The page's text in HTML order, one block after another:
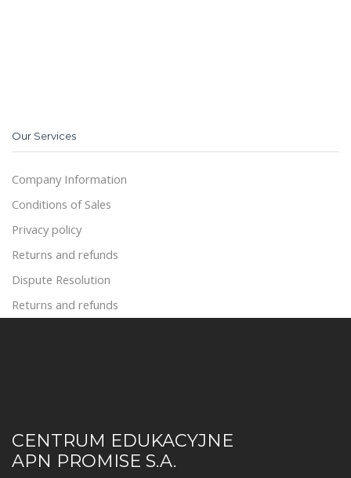
Our Services
Company Information
Conditions of Sales
Privacy policy
Returns and refunds
Dispute Resolution
Returns and refunds
CENTRUM EDUKACYJNE
APN PROMISE S.A.